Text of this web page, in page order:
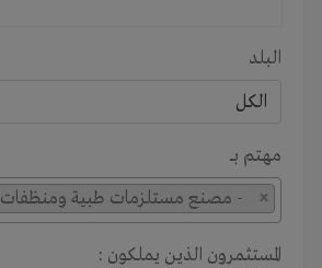
البلد
الكل
مهتم بـــ
×
- مصنع مستلزمات طبية ومنظفات
المستثمرون الذين يملكون :